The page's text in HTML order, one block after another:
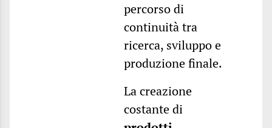
percorso di
continuità tra
ricerca, sviluppo e
produzione finale.
La creazione
costante di